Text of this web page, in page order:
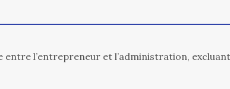
l’entrepreneur et l’administration,